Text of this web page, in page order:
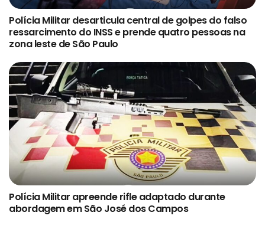
Polícia Militar desarticula central de golpes do falso
ressarcimento do INSS e prende quatro pessoas na
zona leste de São Paulo
Polícia Militar apreende rifle adaptado durante
abordagem em São José dos Campos